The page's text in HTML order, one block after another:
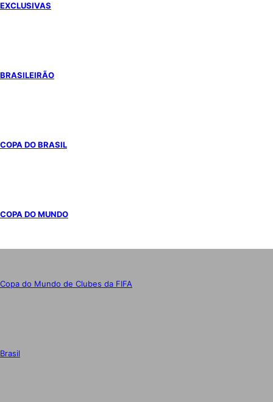
EXCLUSIVAS
BRASILEIRÃO
COPA DO BRASIL
COPA DO MUNDO
Copa do Mundo de Clubes da FIFA
Brasil